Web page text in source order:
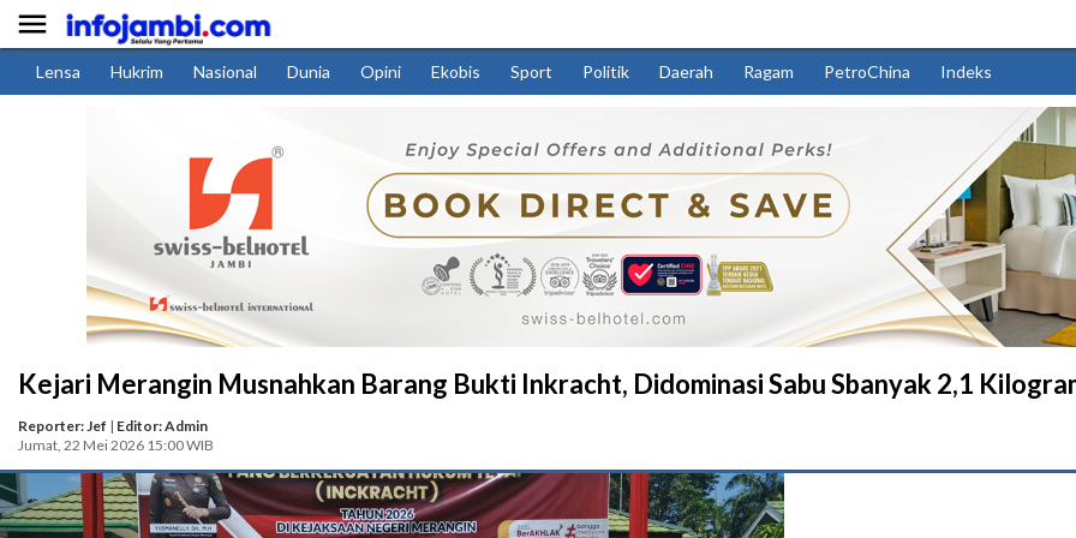

Lensa Hukrim Nasional Dunia Opini Ekobis Sport Politik Daerah Ragam PetroChina Indeks
Kejari Merangin Musnahkan Barang Bukti Inkracht, Didominasi Sabu Sbanyak 2,1
Reporter: Jef | Editor: Admin
Jumat, 22 Mei 2026 15:00 WIB